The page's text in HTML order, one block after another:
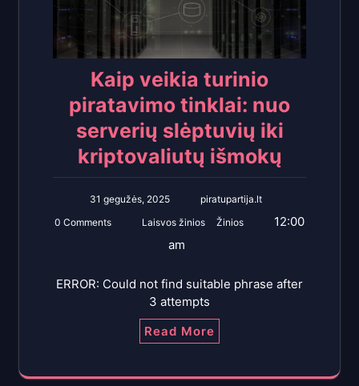
Kaip veikia turinio
piratavimo tinklai: nuo
serverių slėptuvių iki
kriptovaliutų išmokų
31 gegužės, 2025
piratupartija.lt
0 Comments
Laisvos žinios Žinios
12:00
am
ERROR: Could not find suitable phrase after
3 attempts
Read More